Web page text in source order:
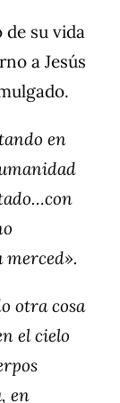
de su vida
a Jesús
en
otra cosa
el cielo
en